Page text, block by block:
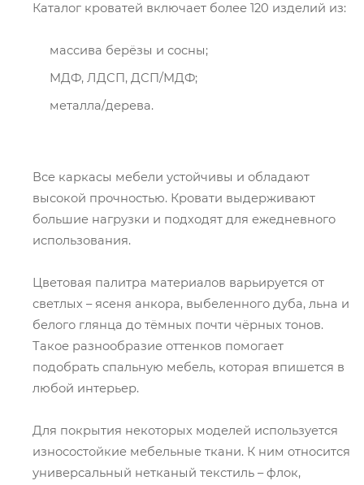
Каталог кроватей включает более 120 изделий из:
массива берёзы и сосны;
МДФ, ЛДСП, ДСП/МДФ;
металла/дерева.
Все каркасы мебели устойчивы и обладают
высокой прочностью. Кровати выдерживают
большие нагрузки и подходят для ежедневного
использования.
Цветовая палитра материалов варьируется от
светлых – ясеня анкора, выбеленного дуба, льна и
белого глянца до тёмных почти чёрных тонов.
Такое разнообразие оттенков помогает
подобрать спальную мебель, которая впишется в
любой интерьер.
Для покрытия некоторых моделей используется
износостойкие мебельные ткани. К ним относится
универсальный нетканый текстиль – флок,